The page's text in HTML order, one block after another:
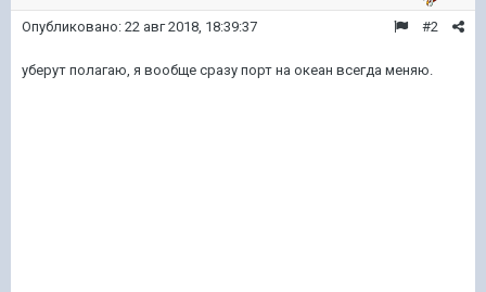
#2
Опубликовано: 22 авг 2018, 18:39:37
уберут полагаю, я вообще сразу порт на океан всегда меняю.